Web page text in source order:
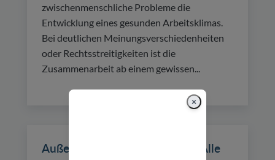
×
zwischenmenschliche Probleme die
Entwicklung eines gesunden Arbeitsklimas.
Bei deutlichen Meinungsverschiedenheiten
oder Rechtsstreitigkeiten ist die
Zusammenarbeit ab einem gewissen...
Außerordentliche Kündigung: Alle